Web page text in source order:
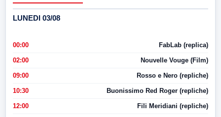
LUNEDI 03/08
00:00 FabLab (replica)
02:00 Nouvelle Vouge (Film)
09:00 Rosso e Nero (repliche)
10:30 Buonissimo Red Roger (repliche)
12:00 Fili Meridiani (repliche)